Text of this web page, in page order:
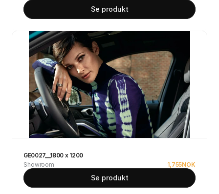
Se produkt
GE0027__1800 x 1200
Showroom
1,755NOK
Se produkt